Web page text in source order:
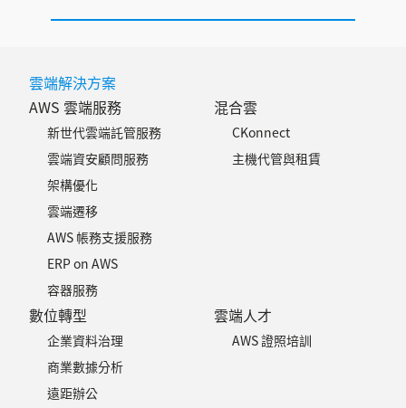
雲端解決方案
AWS 雲端服務
新世代雲端託管服務
雲端資安顧問服務
架構優化
雲端遷移
AWS 帳務支援服務
ERP on AWS
容器服務
混合雲
CKonnect
主機代管與租賃
數位轉型
企業資料治理
商業數據分析
遠距辦公
雲端人才
AWS 證照培訓